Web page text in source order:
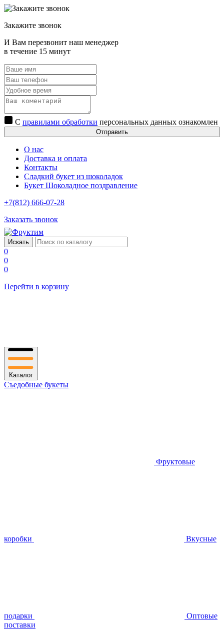
Закажите звонок
И Вам перезвонит наш менеджер
в течение 15 минут
С правилами обработки персональных данных ознакомлен
Отправить
О нас
Доставка и оплата
Контакты
Сладкий букет из шоколадок
Букет Шоколадное поздравление
+7(812) 666-07-28
Заказать звонок
0
0
0
Перейти в корзину
Каталог
Съедобные букеты
Фруктовые
коробки Вкусные
подарки
Оптовые
поставки